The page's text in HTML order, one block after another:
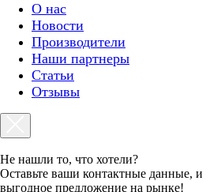
О нас
Новости
Производители
Наши партнеры
Статьи
Отзывы
Не нашли то, что хотели?
Оставьте ваши контактные данные,
выгодное предложение на рынке!